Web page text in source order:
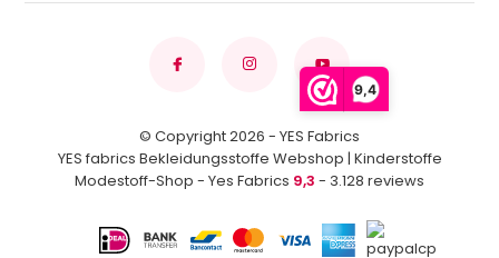
9,4
© Copyright 2026 - YES Fabrics
YES fabrics Bekleidungsstoffe Webshop | Kinderstoffe
Modestoff-Shop - Yes Fabrics 9,3 - 3.128 reviews